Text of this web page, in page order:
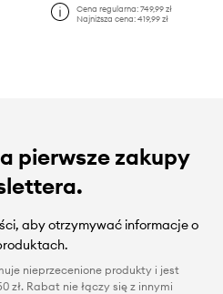
Cena regularna: 749,99 zł
Najniższa cena: 419,99 zł
pierwsze zakupy
aby otrzymywać informacje o
nieprzecenione produkty i jest
zł. Rabat nie łączy się z innymi